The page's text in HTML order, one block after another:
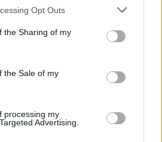
be disclosed by us to third parties
parties.
app uses one or more Google
and store information including but
usage behaviour. You may click to
Google and its third-party tags to
Opt Outs
the Sharing of my
the Sale of my
processing my
Advertising.